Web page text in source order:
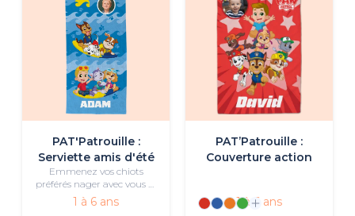
PAT'Patrouille :
Serviette amis d'été
Emmenez vos chiots
préférés nager avec vous et
cette serviette
personnalisée
1 à 6 ans
PAT’Patrouille :
Couverture action
1 à 6 ans